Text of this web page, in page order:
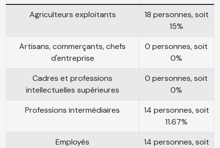
Agriculteurs exploitants
18 personnes, soit
15%
Artisans, commerçants, chefs
d'entreprise
0 personnes, soit
0%
Cadres et professions
intellectuelles supérieures
0 personnes, soit
0%
Professions intermédiaires
14 personnes, soit
11.67%
Employés
14 personnes, soit